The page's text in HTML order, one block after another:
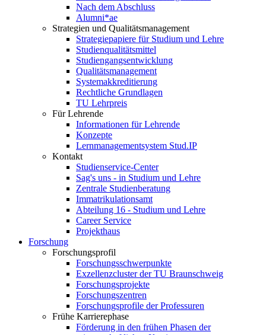
Nach dem Abschluss
Alumni*ae
Strategien und Qualitätsmanagement
Strategiepapiere für Studium und Lehre
Studienqualitätsmittel
Studiengangsentwicklung
Qualitätsmanagement
Systemakkreditierung
Rechtliche Grundlagen
TU Lehrpreis
Für Lehrende
Informationen für Lehrende
Konzepte
Lernmanagementsystem Stud.IP
Kontakt
Studienservice-Center
Sag's uns - in Studium und Lehre
Zentrale Studienberatung
Immatrikulationsamt
Abteilung 16 - Studium und Lehre
Career Service
Projekthaus
Forschung
Forschungsprofil
Forschungsschwerpunkte
Exzellenzcluster der TU Braunschweig
Forschungsprojekte
Forschungszentren
Forschungsprofile der Professuren
Frühe Karrierephase
Förderung in den frühen Phasen der